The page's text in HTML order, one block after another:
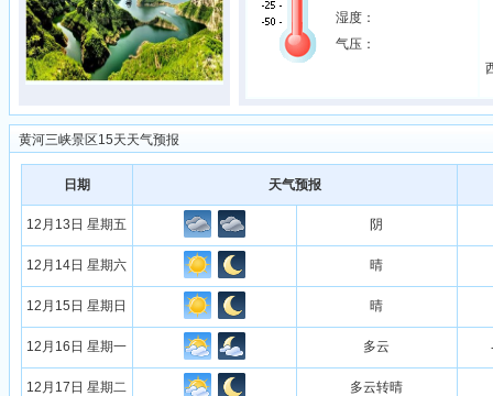
湿度：
气压：
黄河三峡景区15天天气预报
日期 天气预报
12月13日 星期五 阴
12月14日 星期六 晴
12月15日 星期日 晴
12月16日 星期一 多云
12月17日 星期二 多云转晴